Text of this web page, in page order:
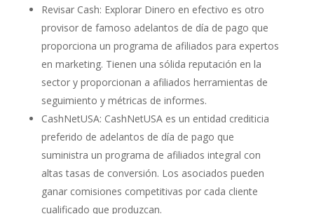
Revisar Cash: Explorar Dinero en efectivo es otro
provisor de famoso adelantos de día de pago que
proporciona un programa de afiliados para expertos
en marketing. Tienen una sólida reputación en la
sector y proporcionan a afiliados herramientas de
seguimiento y métricas de informes.
CashNetUSA: CashNetUSA es un entidad crediticia
preferido de adelantos de día de pago que
suministra un programa de afiliados integral con
altas tasas de conversión. Los asociados pueden
ganar comisiones competitivas por cada cliente
cualificado que produzcan.